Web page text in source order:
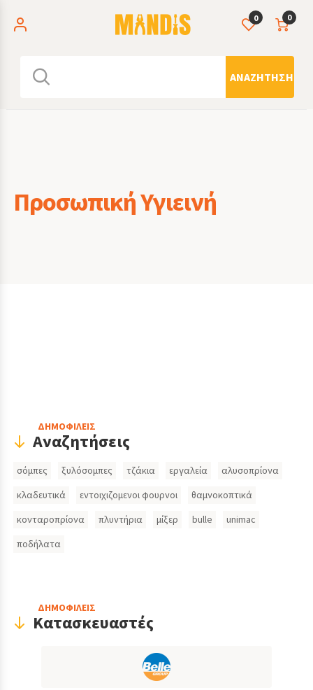
0
ΑΝΑΖΉΤΗΣΗ
0
Προσωπική Υγιεινή
HeaderΔΗΜΟΦΙΛΕΙΣ
Αναζητήσεις
Search
σόμπες ξυλόσομπες τζάκια εργαλεία
αλυσοπρίονα
κλαδευτικά
εντοιχιζομενοι φουρνοι
θαμνοκοπτικά
κονταροπρίονα
πλυντήρια μίξερ bulle
unimac
ποδήλατα
ΔΗΜΟΦΙΛΕΙΣ
Κατασκευαστές